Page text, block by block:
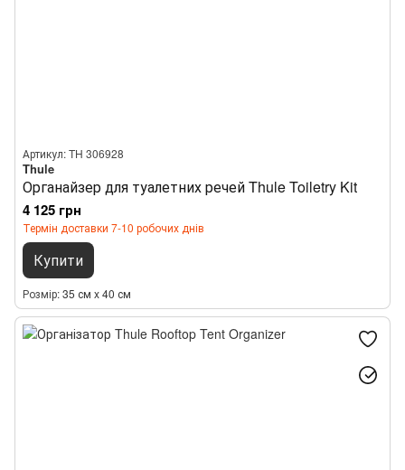
Артикул: TH 306928
Thule
Органайзер для туалетних речей Thule Toiletry Kit
4 125 грн
Термін доставки 7-10 робочих днів
Купити
Розмір 35 см x 40 см